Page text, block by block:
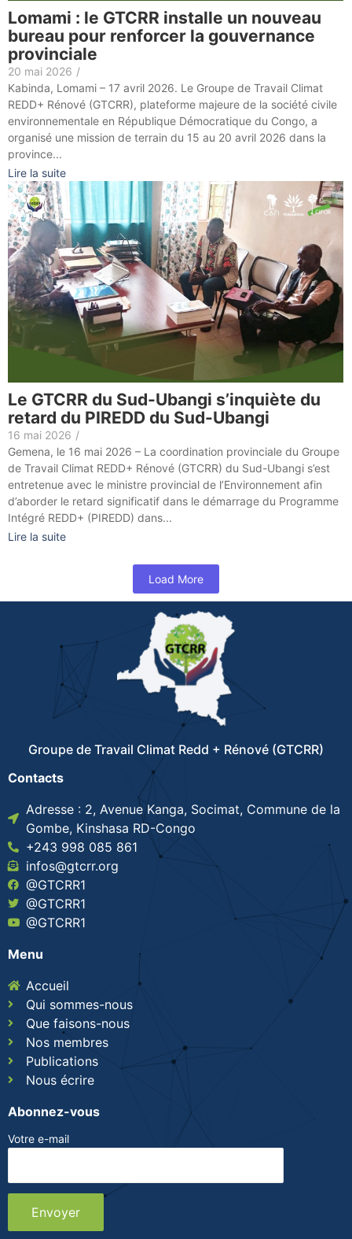
Lomami : le GTCRR installe un nouveau
bureau pour renforcer la gouvernance
provinciale
20 mai 2026 /
Kabinda, Lomami – 17 avril 2026. Le Groupe de Travail Climat
REDD+ Rénové (GTCRR), plateforme majeure de la société civile
environnementale en République Démocratique du Congo, a
organisé une mission de terrain du 15 au 20 avril 2026 dans la
province...
Lire la suite
Le GTCRR du Sud-Ubangi s’inquiète du
retard du PIREDD du Sud-Ubangi
16 mai 2026 /
Gemena, le 16 mai 2026 – La coordination provinciale du Groupe
de Travail Climat REDD+ Rénové (GTCRR) du Sud-Ubangi s’est
entretenue avec le ministre provincial de l’Environnement afin
d’aborder le retard significatif dans le démarrage du Programme
Intégré REDD+ (PIREDD) dans...
Lire la suite
Load More
Groupe de Travail Climat Redd + Rénové (GTCRR)
Contacts
Adresse : 2, Avenue Kanga, Socimat, Commune de la
Gombe, Kinshasa RD-Congo
+243 998 085 861
infos@gtcrr.org
@GTCRR1
@GTCRR1
@GTCRR1
Menu
Accueil
Qui sommes-nous
Que faisons-nous
Nos membres
Publications
Nous écrire
Abonnez-vous
Votre e-mail